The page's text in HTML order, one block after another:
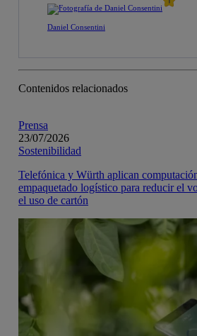
Daniel Consentini
Contenidos relacionados
Prensa
23/07/2026
Sostenibilidad
Telefónica y Würth aplican
empaquetado logístico para reducir el
el uso de cartón